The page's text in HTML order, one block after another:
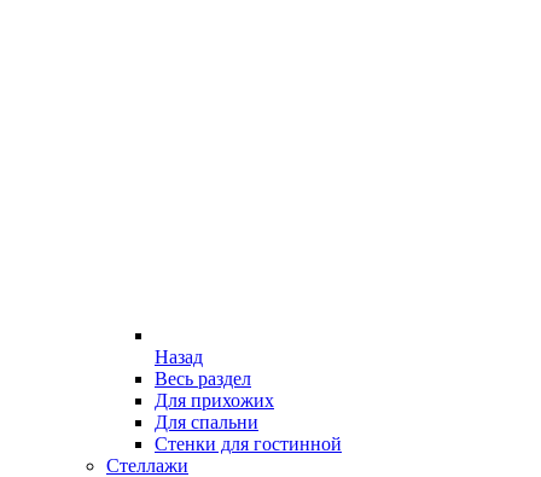
Назад
Весь раздел
Для прихожих
Для спальни
Стенки для гостинной
Стеллажи